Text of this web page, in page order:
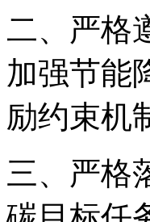
二、严格
加强节能
励约束机
三、严格